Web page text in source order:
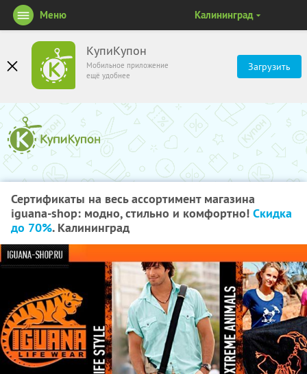
КупиКупон
Мобильное приложение
ещё удобнее
Загрузить
Меню Калининград
Сертификаты на весь ассортимент магазина
iguana-shop: модно, стильно и комфортно! Скидка
до 70%. Калининград